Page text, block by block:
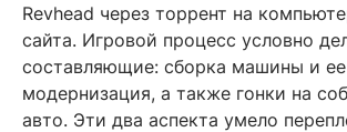
Revhead через торрент на
сайта. Игровой процесс условно
составляющие: сборка машины и ее
модернизация, а также гонки на
авто. Эти два аспекта умело